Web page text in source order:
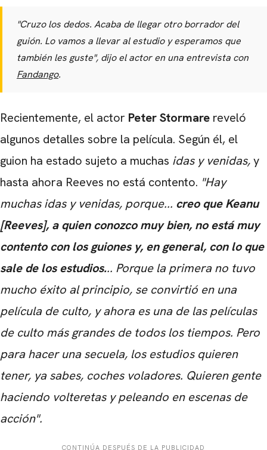
"Cruzo los dedos. Acaba de llegar otro borrador del
guión. Lo vamos a llevar al estudio y esperamos que
también les guste", dijo el actor en una entrevista con
Fandango.
Recientemente, el actor Peter Stormare reveló
algunos detalles sobre la película. Según él, el
guion ha estado sujeto a muchas idas y venidas,y
hasta ahora Reeves no está contento. "Hay
muchas idas y venidas, porque... creo que Keanu
[Reeves], a quien conozco muy bien, no está muy
contento con los guiones y, en general, con lo que
sale de los estudios... Porque la primera no tuvo
mucho éxito al principio, se convirtió en una
película de culto, y ahora es una de las películas
de culto más grandes de todos los tiempos. Pero
para hacer una secuela, los estudios quieren
tener, ya sabes, coches voladores. Quieren gente
haciendo volteretas y peleando en escenas de
acción".
CONTINÚA DESPUÉS DE LA PUBLICIDAD